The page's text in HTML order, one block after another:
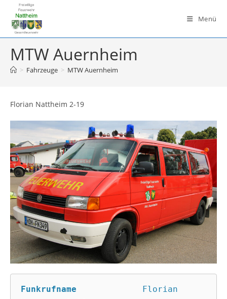
Inhalt
springen
Menü
MTW Auernheim
> Fahrzeuge > MTW Auernheim
Florian Nattheim 2-19
Funkrufname